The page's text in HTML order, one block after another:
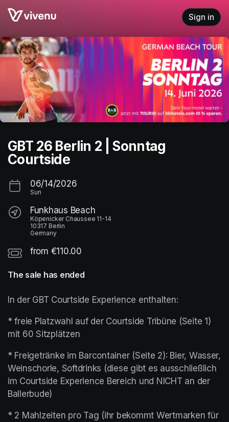
Skip header
Sign in
GBT 26 Berlin 2 | Sonntag
Courtside
06/14/2026
Sun
Funkhaus Beach
Köpenicker Chaussee 11-14
10317 Berlin
Germany
from €110.00
The sale has ended
In der GBT Courtside Experience enthalten:
* freie Platzwahl auf der Courtside Tribüne (Seite 1)
mit 60 Sitzplätzen
* Freigetränke im Barcontainer (Seite 2): Bier, Wasser,
Weinschorle, Softdrinks (diese gibt es ausschließlich
im Courtside Experience Bereich und NICHT an der
Ballerbude)
* 2 Mahlzeiten pro Tag (ihr bekommt Wertmarken für